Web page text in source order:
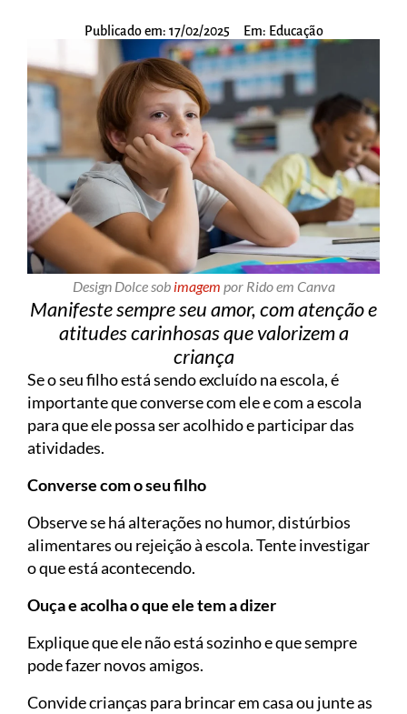
Publicado em: 17/02/2025 Em: Educação
Design Dolce sob imagem por Rido em Canva
Manifeste sempre seu amor, com atenção e
atitudes carinhosas que valorizem a
criança
Se o seu filho está sendo excluído na escola, é
importante que converse com ele e com a escola
para que ele possa ser acolhido e participar das
atividades.
Converse com o seu filho
Observe se há alterações no humor, distúrbios
alimentares ou rejeição à escola. Tente investigar
o que está acontecendo.
Ouça e acolha o que ele tem a dizer
Explique que ele não está sozinho e que sempre
pode fazer novos amigos.
Convide crianças para brincar em casa ou junte as